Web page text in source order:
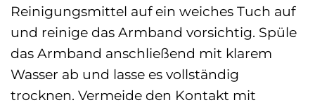
Reinigungsmittel auf ein weiches Tuch auf
und reinige das Armband vorsichtig. Spüle
das Armband anschließend mit klarem
Wasser ab und lasse es vollständig
trocknen. Vermeide den Kontakt mit